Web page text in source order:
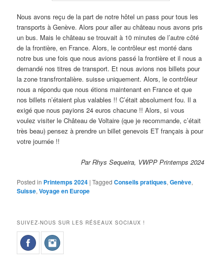
Nous avons reçu de la part de notre hôtel un pass pour tous les
transports à Genève. Alors pour aller au château nous avons pris
un bus. Mais le château se trouvait à 10 minutes de l’autre côté
de la frontière, en France. Alors, le contrôleur est monté dans
notre bus une fois que nous avions passé la frontière et il nous a
demandé nos titres de transport. Et nous avions nos billets pour
la zone transfrontalière. suisse uniquement. Alors, le contrôleur
nous a répondu que nous étions maintenant en France et que
nos billets n’étaient plus valables !! C’était absolument fou. Il a
exigé que nous payions 24 euros chacune !! Alors, si vous
voulez visiter le Château de Voltaire (que je recommande, c’était
très beau) pensez à prendre un billet genevois ET français à pour
votre journée !!
Par Rhys Sequeira, VWPP Printemps 2024
Posted in Printemps 2024 |Tagged Conseils pratiques,Genève,
Suisse,Voyage en Europe
SUIVEZ-NOUS SUR LES RÉSEAUX SOCIAUX !